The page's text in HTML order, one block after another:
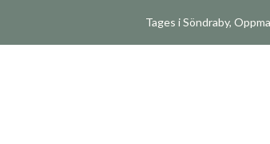
Tages i Söndraby,